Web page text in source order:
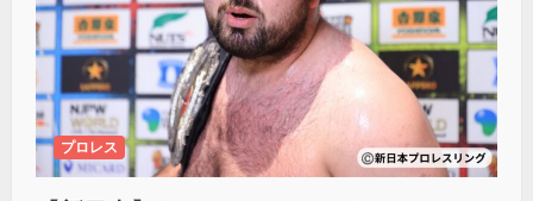
プロレス